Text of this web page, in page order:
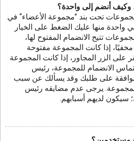
وكيف أنضم إلى واحدة؟
تحت بند ”مجموعة الأعضاء“ في
واحدة منها عليك الضغط على الخيار
تتيح الانضمام المفتوح لها،
إذا كانت المجموعة مفتوحة
على الزر المجاور، إذا كانت المجموعة
الانضمام للمجموعة، رئيس
على طلبك وقد يسألك عن سبب
يرجى عدم مضايقه رئيس
سيكون لديهم أسبابهم.